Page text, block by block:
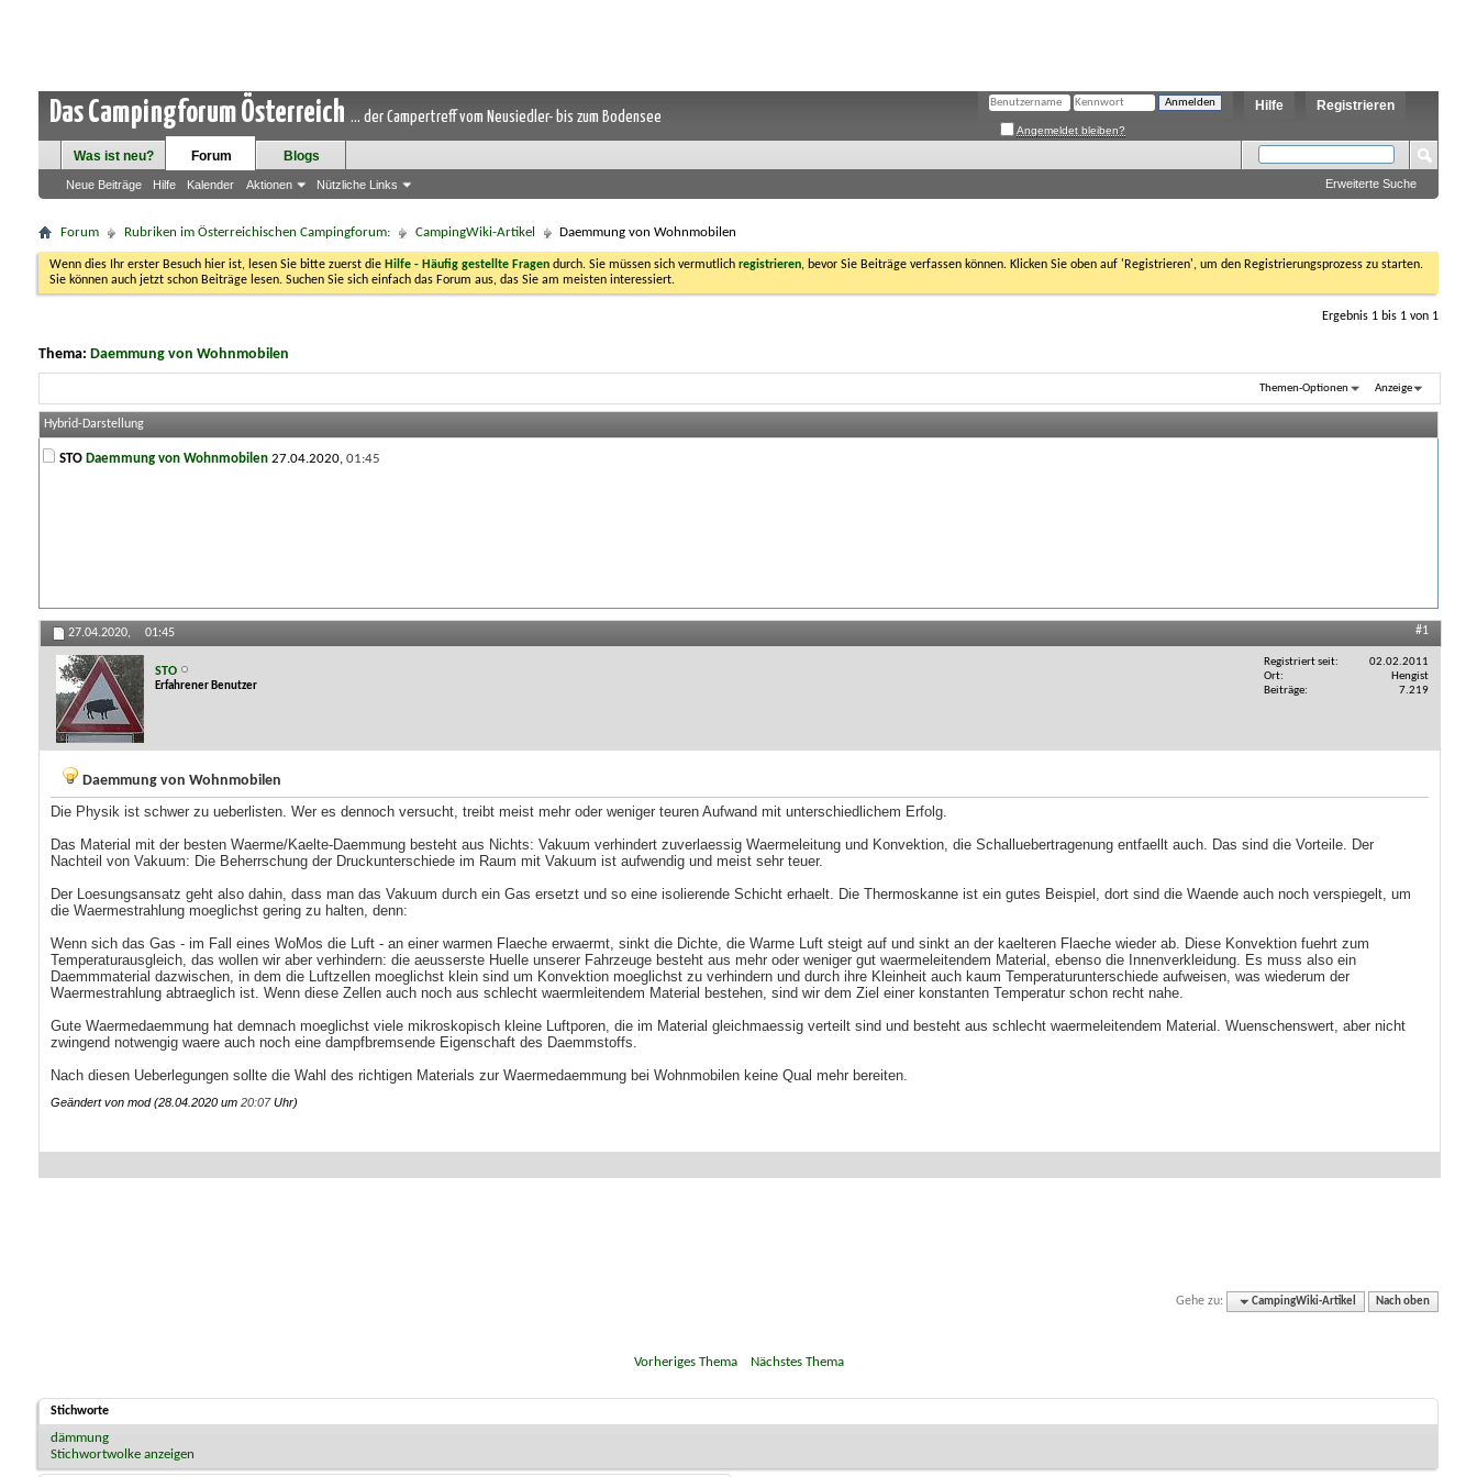
Das Campingforum Österreich ... der Campertreff vom Neusiedler- bis zum Bodensee
Registrieren
Hilfe
Angemeldet bleiben?
Was ist neu? Forum
Neue Beiträge Hilfe Kalender Aktionen Nützliche Links
Blogs
Erweiterte Suche
Forum Rubriken im Österreichischen Campingforum: CampingWiki-Artikel Daemmung von Wohnmobilen
Wenn dies Ihr erster Besuch hier ist, lesen Sie bitte zuerst die Hilfe - Häufig gestellte Fragen durch. Sie müssen sich vermutlich registrieren, bevor Sie Beiträge verfassen können. Klicken Sie oben auf 'Registrieren', um den Registrierungsprozess zu starten.
Sie können auch jetzt schon Beiträge lesen. Suchen Sie sich einfach das Forum aus, das Sie am meisten interessiert.
Ergebnis 1 bis 1 von 1
Thema: Daemmung von Wohnmobilen
Themen-Optionen Anzeige
Hybrid-Darstellung
STO Daemmung von Wohnmobilen 27.04.2020, 01:45
27.04.2020, 01:45 #1
STO
Erfahrener Benutzer
Registriert seit
02.02.2011
Ort
Hengist
Beiträge
7.219
Daemmung von Wohnmobilen
Die Physik ist schwer zu ueberlisten. Wer es dennoch versucht, treibt meist mehr oder weniger teuren Aufwand mit unterschiedlichem Erfolg.
Das Material mit der besten Waerme/Kaelte-Daemmung besteht aus Nichts: Vakuum verhindert zuverlaessig Waermeleitung und Konvektion, die Schalluebertragenung entfaellt auch. Das sind die Vorteile. Der
Nachteil von Vakuum: Die Beherrschung der Druckunterschiede im Raum mit Vakuum ist aufwendig und meist sehr teuer.
Der Loesungsansatz geht also dahin, dass man das Vakuum durch ein Gas ersetzt und so eine isolierende Schicht erhaelt. Die Thermoskanne ist ein gutes Beispiel, dort sind die Waende auch noch verspiegelt, um
die Waermestrahlung moeglichst gering zu halten, denn:
Wenn sich das Gas - im Fall eines WoMos die Luft - an einer warmen Flaeche erwaermt, sinkt die Dichte, die Warme Luft steigt auf und sinkt an der kaelteren Flaeche wieder ab. Diese Konvektion fuehrt zum
Temperaturausgleich, das wollen wir aber verhindern: die aeusserste Huelle unserer Fahrzeuge besteht aus mehr oder weniger gut waermeleitendem Material, ebenso die Innenverkleidung. Es muss also ein
Daemmmaterial dazwischen, in dem die Luftzellen moeglichst klein sind um Konvektion moeglichst zu verhindern und durch ihre Kleinheit auch kaum Temperaturunterschiede aufweisen, was wiederum der
Waermestrahlung abtraeglich ist. Wenn diese Zellen auch noch aus schlecht waermleitendem Material bestehen, sind wir dem Ziel einer konstanten Temperatur schon recht nahe.
Gute Waermedaemmung hat demnach moeglichst viele mikroskopisch kleine Luftporen, die im Material gleichmaessig verteilt sind und besteht aus schlecht waermeleitendem Material. Wuenschenswert, aber nicht
zwingend notwengig waere auch noch eine dampfbremsende Eigenschaft des Daemmstoffs.
Nach diesen Ueberlegungen sollte die Wahl des richtigen Materials zur Waermedaemmung bei Wohnmobilen keine Qual mehr bereiten.
Geändert von mod (28.04.2020 um 20:07Uhr)
Gehe zu: CampingWiki-Artikel Nach oben
Vorheriges Thema| Nächstes Thema
Stichworte
dämmung
Stichwortwolke anzeigen